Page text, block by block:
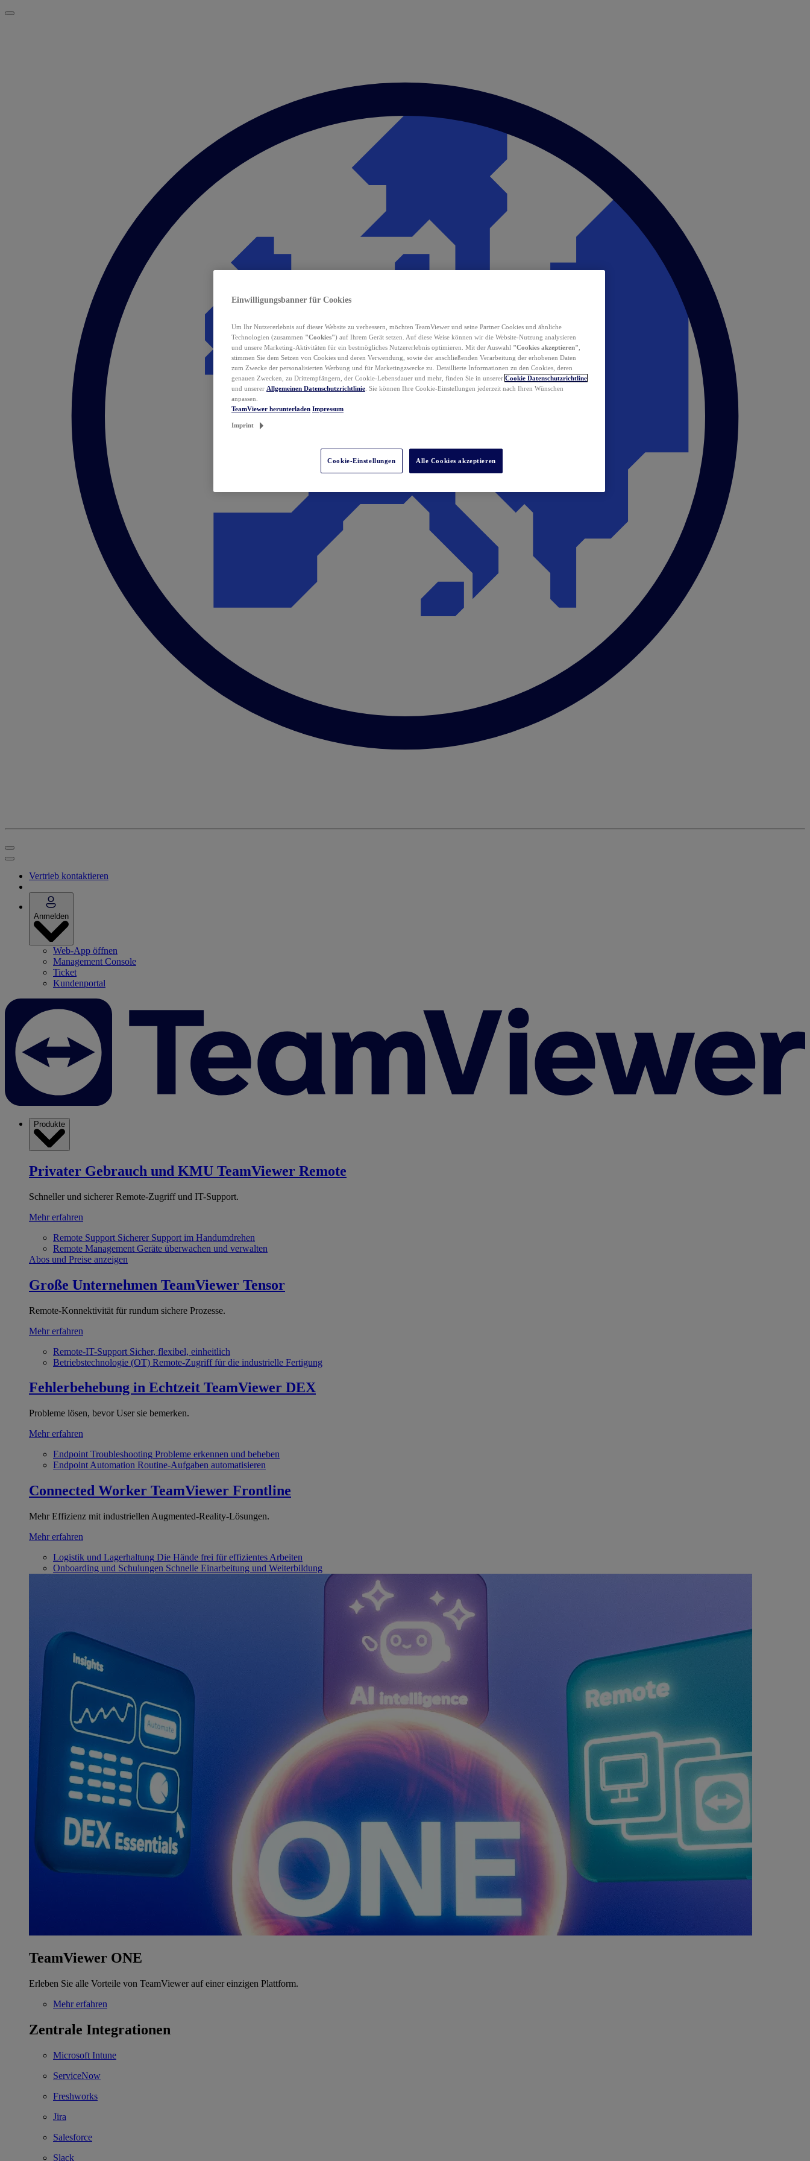
Vertrieb kontaktieren
Anmelden
Web-App öffnen
Management Console
Ticket
Kundenportal
Produkte
Privater Gebrauch und KMU TeamViewer Remote
Schneller und sicherer Remote-Zugriff und IT-Support.
Mehr erfahren
Remote Support Sicherer Support im Handumdrehen
Remote Management Geräte überwachen und verwalten
Abos und Preise anzeigen
Große Unternehmen TeamViewer Tensor
Remote-Konnektivität für rundum sichere Prozesse.
Mehr erfahren
Remote-IT-Support Sicher, flexibel, einheitlich
Betriebstechnologie (OT) Remote-Zugriff für die industrielle Fertigung
Fehlerbehebung in Echtzeit TeamViewer DEX
Probleme lösen, bevor User sie bemerken.
Mehr erfahren
Endpoint Troubleshooting Probleme erkennen und beheben
Endpoint Automation Routine-Aufgaben automatisieren
Connected Worker TeamViewer Frontline
Mehr Effizienz mit industriellen Augmented-Reality-Lösungen.
Mehr erfahren
Logistik und Lagerhaltung Die Hände frei für effizientes Arbeiten
Onboarding und Schulungen Schnelle Einarbeitung und Weiterbildung
TeamViewer ONE
Erleben Sie alle Vorteile von TeamViewer auf einer einzigen Plattform.
Mehr erfahren
Zentrale Integrationen
Microsoft Intune
ServiceNow
Freshworks
Jira
Salesforce
Slack
Einwilligungsbanner für Cookies
Um Ihr Nutzererlebnis auf dieser Website zu verbessern, möchten TeamViewer und seine Partner Cookies und ähnliche
Technologien (zusammen "Cookies") auf Ihrem Gerät setzen. Auf diese Weise können wir die Website-Nutzung analysieren
und unsere Marketing-Aktivitäten für ein bestmögliches Nutzererlebnis optimieren. Mit der Auswahl "Cookies akzeptieren"
stimmen Sie dem Setzen von Cookies und deren Verwendung, sowie der anschließenden Verarbeitung der erhobenen Daten
zum Zwecke der personalisierten Werbung und für Marketingzwecke zu. Detaillierte Informationen zu den Cookies, deren
genauen Zwecken, zu Drittempfängern, der Cookie-Lebensdauer und mehr, finden Sie in unserer Cookie Datenschutzrichtline
und unserer Allgemeinen Datenschutzrichtlinie . Sie können Ihre Cookie-Einstellungen jederzeit nach Ihren Wünschen
anpassen.
TeamViewer herunterladen Impressum
Imprint
Cookie-Einstellungen Alle Cookies akzeptieren